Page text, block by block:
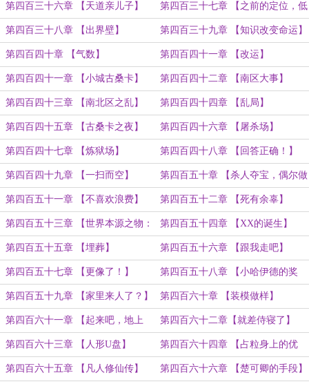
第四百三十六章 【天道亲儿子】 第四百三十七章 【之前的定位，低
了】
第四百三十八章 【出界壁】 第四百三十九章 【知识改变命运】
第四百四十章 【气数】 第四百四十一章 【改运】
第四百四十一章 【小城古桑卡】 第四百四十二章 【南区大事】
第四百四十三章 【南北区之乱】 第四百四十四章 【乱局】
第四百四十五章 【古桑卡之夜】 第四百四十六章 【屠杀场】
第四百四十七章 【炼狱场】 第四百四十八章 【回答正确！】
第四百四十九章 【一扫而空】 第四百五十章 【杀人夺宝，偶尔做
做】
第四百五十一章 【不喜欢浪费】 第四百五十二章 【死有余辜】
第四百五十三章 【世界本源之物：
我在这里。】
第四百五十四章 【XX的诞生】
第四百五十五章 【埋葬】 第四百五十六章 【跟我走吧】
第四百五十七章 【更像了！】 第四百五十八章 【小哈伊德的奖
励】
第四百五十九章 【家里来人了？】 第四百六十章 【装模做样】
第四百六十一章 【起来吧，地上
凉】
第四百六十二章【就差侍寝了】
第四百六十三章 【人形U盘】 第四百六十四章 【占粒身上的优
点】
第四百六十五章 【凡人修仙传】 第四百六十六章 【楚可卿的手段】